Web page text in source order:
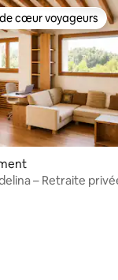
sur la base de 62
cœur voyageurs les
cœur voyageurs
– Retraite